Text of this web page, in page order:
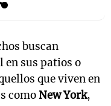
buscan
sus patios o
que viven en
comoNew York,